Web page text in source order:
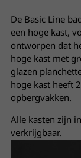
De Basic Line
een hoge kast,
ontworpen dat
hoge kast met
glazen
hoge kast heeft
opbergvakken.
Alle kasten zijn
verkrijgbaar.